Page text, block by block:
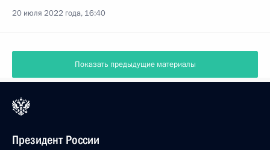
20 июля 2022 года, 16:40
Показать предыдущие материалы
Президент России